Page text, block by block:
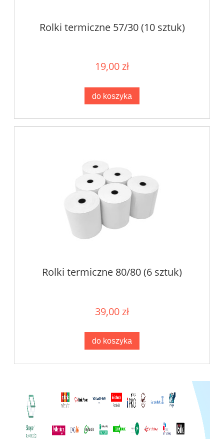
Rolki termiczne 57/30 (10 sztuk)
19,00 zł
do koszyka
Rolki termiczne 80/80 (6 sztuk)
39,00 zł
do koszyka